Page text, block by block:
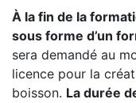
À la fin de la
sous forme d’un
sera demandé au
licence pour la
boisson. La durée